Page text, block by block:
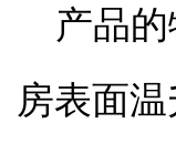
产品
房表面